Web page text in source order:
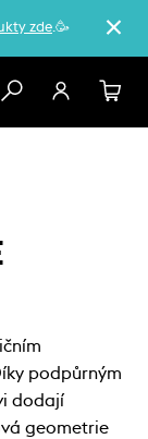
zde.🥳
podpůrným
dodají
geometrie